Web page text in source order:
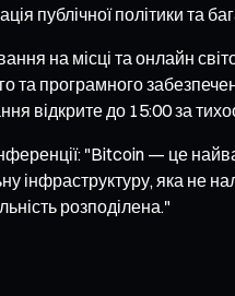
публічної політики та
на місці та онлайн
та програмного
відкрите до 15:00 за
"Bitcoin — це
інфраструктуру, яка не
розподілена."